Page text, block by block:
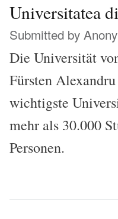
Universitatea
Submitted by
Die Universität
Fürsten
wichtigste
mehr als 30.000
Personen.